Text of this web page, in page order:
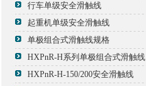
行车单级安全滑触线
起重机单级安全滑触线
单极组合式滑触线规格
HXPnR-H系列单极组合式滑触线
HXPnR-H-150/200安全滑触线